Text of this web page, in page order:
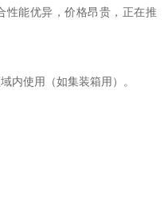
性能优异，价格昂贵，正在推
内使用（如集装箱用）。